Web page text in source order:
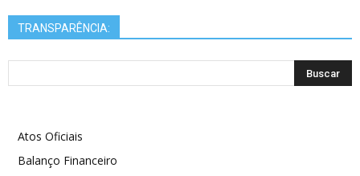
TRANSPARÊNCIA:
Atos Oficiais
Balanço Financeiro